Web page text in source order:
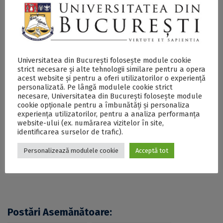
„Meritul Cultural” în grad de Mare Ofițer, categoria
„Cercetarea științifică”, la împlinirea a 160 de ani de la
înființare - DOCX
Previous Next
Postări Asemănătoare:
Universitatea din București folosește module cookie
strict necesare și alte tehnologii similare pentru a opera
acest website și pentru a oferi utilizatorilor o experiență
personalizată. Pe lângă modulele cookie strict
necesare, Universitatea din București folosește module
cookie opționale pentru a îmbunătăți și personaliza
experiența utilizatorilor, pentru a analiza performanța
website-ului (ex. numărarea vizitelor în site,
identificarea surselor de trafic).
Personalizează modulele cookie Acceptă tot